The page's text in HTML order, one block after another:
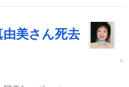
美さん死去